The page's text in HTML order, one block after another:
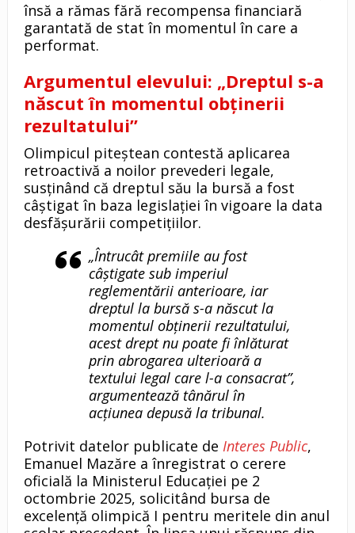
însă a rămas fără recompensa financiară
garantată de stat în momentul în care a
performat.
Argumentul elevului: „Dreptul s-a
născut în momentul obținerii
rezultatului”
Olimpicul piteștean contestă aplicarea
retroactivă a noilor prevederi legale,
susținând că dreptul său la bursă a fost
câștigat în baza legislației în vigoare la data
desfășurării competițiilor.
„Întrucât premiile au fost
câștigate sub imperiul
reglementării anterioare, iar
dreptul la bursă s-a născut la
momentul obținerii rezultatului,
acest drept nu poate fi înlăturat
prin abrogarea ulterioară a
textului legal care l-a consacrat”,
argumentează tânărul în
acțiunea depusă la tribunal.
Potrivit datelor publicate de Interes Public,
Emanuel Mazăre a înregistrat o cerere
oficială la Ministerul Educației pe 2
octombrie 2025, solicitând bursa de
excelență olimpică I pentru meritele din anul